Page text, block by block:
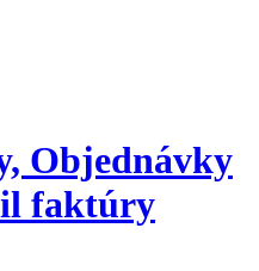
Objednávky
faktúry